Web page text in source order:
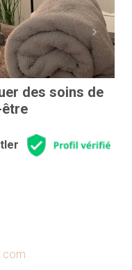
Next
des soins de